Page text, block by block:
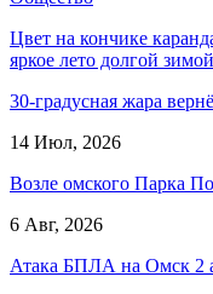
Цвет на кончике
яркое лето долгой зимой
30-градусная жара
14 Июл, 2026
Возле омского Парка
6 Авг, 2026
Атака БПЛА на Омск 2